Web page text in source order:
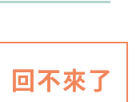
不來了